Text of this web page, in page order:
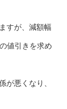
すが、減額幅
値引きを求め
が悪くなり、